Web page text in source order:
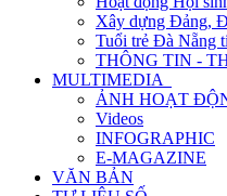
Xây dựng Đảng,
Tuổi trẻ Đà Nẵng
THÔNG TIN -
MULTIMEDIA
ẢNH HOẠT
Videos
INFOGRAPHIC
E-MAGAZINE
VĂN BẢN